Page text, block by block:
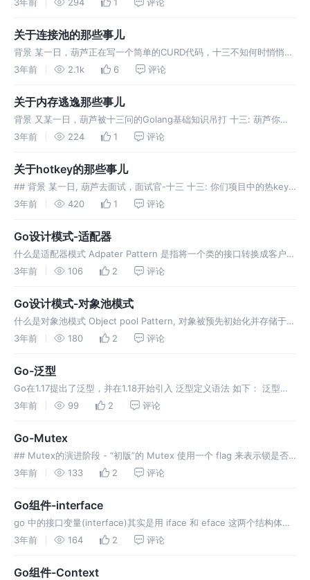
关于连接池的那些事儿
背景 某一日，葫芦正在写一个简单的CURD代码，十三不知何时悄悄的
来到身后 十三: 葫芦，你知道db的 conn 如何管理的 葫芦一哆嗦 葫芦:
3年前 2.1k 6 评论
关于内存逃逸那些事儿
背景 又某一日，葫芦被十三问的Golang基础知识吊打 十三: 葫芦你知
道Golang的内存逃逸么，举几个栗子，以及你在项目中如何优化的 葫
3年前 224 1 评论
关于hotkey的那些事儿
## 背景 某一日, 葫芦去面试，面试官-十三 十三: 你们项目中的热key
是如何处理的 葫芦: 热key我们会放到缓存中，如果不存在，用单飞从
3年前 420 1 评论
Go设计模式-适配器
什么是适配器模式 Adpater Pattern 是指将一个类的接口转换成客户端
希望的另一个接口，使原本因接口不兼容而不能一起工作的类可以一起
3年前 106 2 评论
Go设计模式-对象池模式
什么是对象池模式 Object pool Pattern, 对象被预先初始化并存储于对
象池中，当需要时，客户端可以从对象池中请求一个对象并使用，然后
3年前 180 2 评论
Go-泛型
Go在1.17提出了泛型，并在1.18开始引入 泛型定义语法 如下： 泛型的
作用如下： 通用化，同一个逻辑不必对每个类型重复实现 类型安全和
3年前 99 2 评论
Go-Mutex
## Mutex的演进阶段 - “初版”的 Mutex 使用一个 flag 来表示锁是否
被持有，实现比较简单 - 后来照顾到新来的 goroutine，所以会让新的
3年前 133 2 评论
Go组件-interface
go 中的接口变量(interface)其实是用 iface 和 eface 这两个结构体来
表示的: iface 表示某一个具体的接口(含有方法的接口) eface 表示一个
3年前 164 2 评论
Go组件-Context